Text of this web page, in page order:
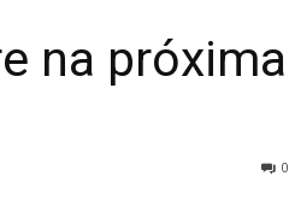
na próxima
0